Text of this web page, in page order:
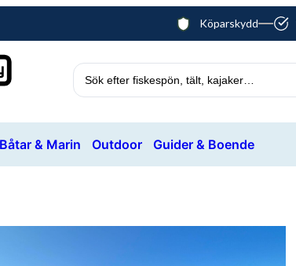
Köparskydd
Båtar & Marin Outdoor Guider & Boende